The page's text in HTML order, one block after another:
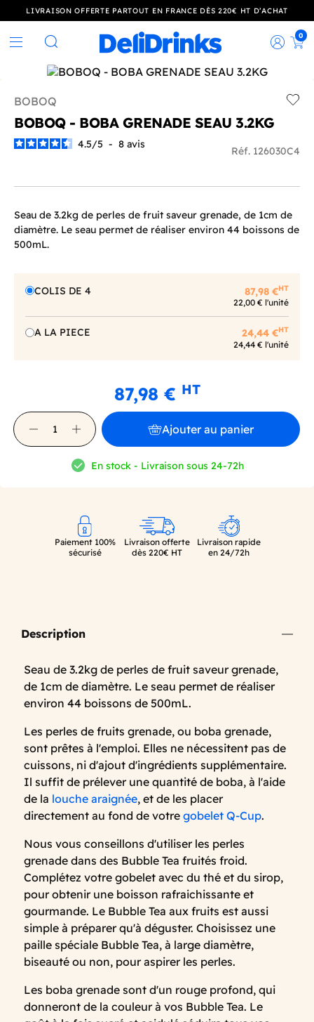
LIVRAISON OFFERTE PARTOUT EN FRANCE DÈS 220€ HT D’ACHAT
Rechercher
0
BOBOQ
BOBOQ - BOBA GRENADE SEAU 3.2KG
4.5/5 - 8 avis
Réf. 126030C4
Seau de 3.2kg de perles de fruit saveur grenade, de 1cm de
diamètre. Le seau permet de réaliser environ 44 boissons de
500mL.
COLIS DE 4 87,98 €HT
22,00 € l'unité
A LA PIECE 24,44 €HT
24,44 € l'unité
87,98 € HT
Ajouter au panier
En stock - Livraison sous 24-72h
Paiement 100%
sécurisé
Livraison offerte
dès 220€ HT
Livraison rapide
en 24/72h
Description
Seau de 3.2kg de perles de fruit saveur grenade,
de 1cm de diamètre. Le seau permet de réaliser
environ 44 boissons de 500mL.
Les perles de fruits grenade, ou boba grenade,
sont prêtes à l'emploi. Elles ne nécessitent pas de
cuissons, ni d'ajout d'ingrédients supplémentaire.
Il suffit de prélever une quantité de boba, à l'aide
de la louche araignée, et de les placer
directement au fond de votre gobelet Q-Cup.
Nous vous conseillons d'utiliser les perles
grenade dans des Bubble Tea fruités froid.
Complétez votre gobelet avec du thé et du sirop,
pour obtenir une boisson rafraichissante et
gourmande. Le Bubble Tea aux fruits est aussi
simple à préparer qu'à déguster. Choisissez une
paille spéciale Bubble Tea, à large diamètre,
biseauté ou non, pour aspirer les perles.
Les boba grenade sont d'un rouge profond, qui
donneront de la couleur à vos Bubble Tea. Le